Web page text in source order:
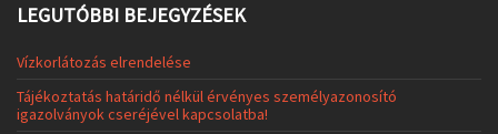
LEGUTÓBBI BEJEGYZÉSEK
Vízkorlátozás elrendelése
Tájékoztatás határidő nélkül érvényes személyazonosító
igazolványok cseréjével kapcsolatba!